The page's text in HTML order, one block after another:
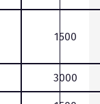
1500
3000